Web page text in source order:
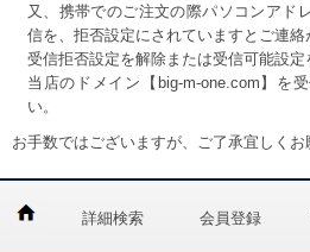
又、携帯でのご注文の際パソコンアド
信を、拒否設定にされていますとご連絡
受信拒否設定を解除または受信可能設定
当店のドメイン【big-m-one.com】を
い。
お手数ではございますが、ご了承宜しくお
詳細検索 会員登録